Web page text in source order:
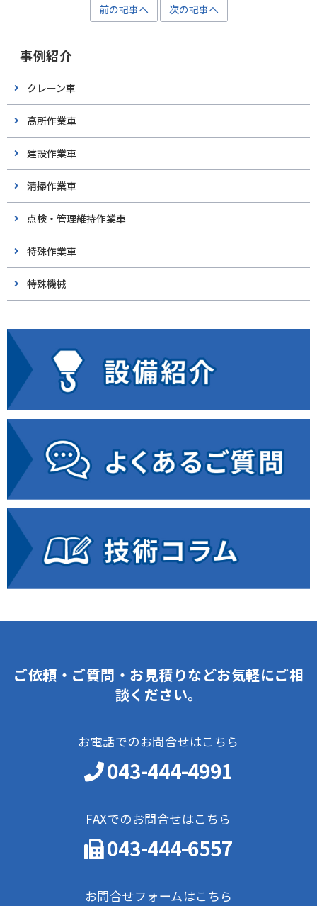
前の記事へ 次の記事へ
事例紹介
クレーン車
高所作業車
建設作業車
清掃作業車
点検・管理維持作業車
特殊作業車
特殊機械
ご依頼・ご質問・お見積りなどお気軽にご相
談ください。
お電話でのお問合せはこちら
043-444-4991
FAXでのお問合せはこちら
043-444-6557
お問合せフォームはこちら